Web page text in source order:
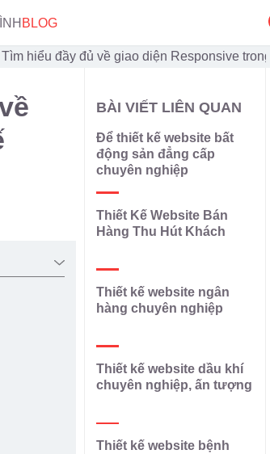
BLOG
hiểu đầy đủ về giao diện Responsive trong
BÀI VIẾT LIÊN QUAN
Để thiết kế website bất
động sản đẳng cấp
chuyên nghiệp
Thiết Kế Website Bán
Hàng Thu Hút Khách
Thiết kế website ngân
hàng chuyên nghiệp
Thiết kế website dầu khí
chuyên nghiệp, ấn tượng
Thiết kế website bệnh